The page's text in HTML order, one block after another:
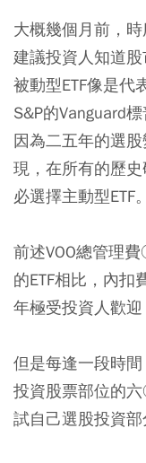
大概幾個月前，
建議投資人知道
被動型ETF像是
S&P的Vanguard
因為二五年的選
現，在所有的歷
必選擇主動型ETF。
前述VOO總管理
的ETF相比，內扣
年極受投資人歡
但是每逢一段時
投資股票部位的
試自己選股投資部